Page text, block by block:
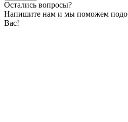
Остались вопросы?
Напишите нам и мы поможем
Вас!